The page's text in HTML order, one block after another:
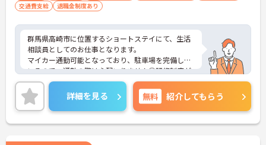
交通費支給
退職金制度あり
群馬県高崎市に位置するショートステイにて、生活
相談員としてのお仕事となります。
マイカー通勤可能となっており、駐車場を完備して
いるので、通勤の際は心配いりません◎研修制度が
充実しているので、ご自身のスキルアップも目指せ
ます♪
ご興味ある方は面接ポイントをお伝えしますので、
お気軽にお問い合わせください♪
詳細を見る 無料 紹介してもらう